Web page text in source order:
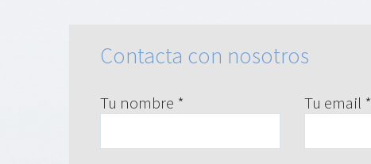
Contacta con nosotros
Tu nombre * Tu email *